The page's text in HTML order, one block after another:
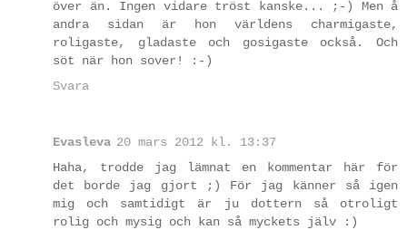
över än. Ingen vidare tröst kanske... ;-) Men å
andra sidan är hon världens charmigaste,
roligaste, gladaste och gosigaste också. Och
söt när hon sover! :-)
Svara
Evasleva 20 mars 2012 kl. 13:37
Haha, trodde jag lämnat en kommentar här för
det borde jag gjort ;) För jag känner så igen
mig och samtidigt är ju dottern så otroligt
rolig och mysig och kan så myckets jälv :)